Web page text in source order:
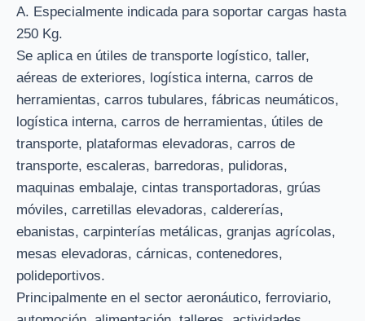
A. Especialmente indicada para soportar cargas hasta
250 Kg.
Se aplica en útiles de transporte logístico, taller,
aéreas de exteriores, logística interna, carros de
herramientas, carros tubulares, fábricas neumáticos,
logística interna, carros de herramientas, útiles de
transporte, plataformas elevadoras, carros de
transporte, escaleras, barredoras, pulidoras,
maquinas embalaje, cintas transportadoras, grúas
móviles, carretillas elevadoras, caldererías,
ebanistas, carpinterías metálicas, granjas agrícolas,
mesas elevadoras, cárnicas, contenedores,
polideportivos.
Principalmente en el sector aeronáutico, ferroviario,